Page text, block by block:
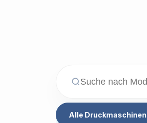
Alle Druckmaschinen